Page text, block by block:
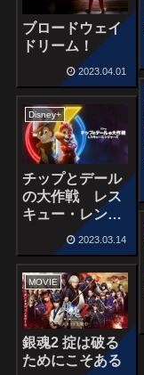
ブロードウェイ
ドリーム！
2023.04.01
Disney+
チップとデール
の大作戦 レス
キュー・レンジ
2023.03.14
MOVIE
銀魂2 掟は破る
ためにこそある